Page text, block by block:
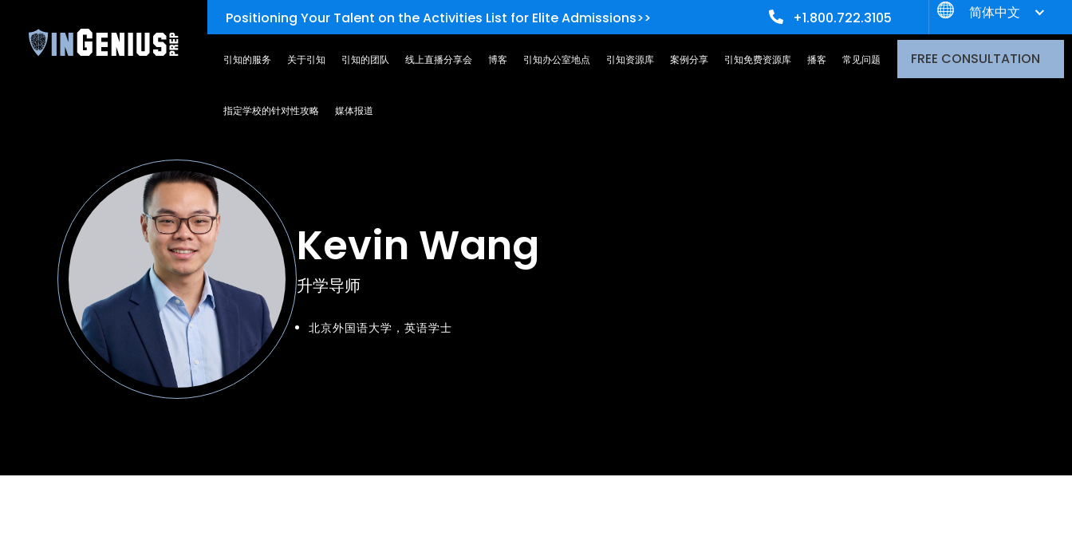
Positioning Your Talent on the Activities List for Elite Admissions>> +1.800.722.3105 简体中文
引知的服务 关于引知 引知的团队 线上直播分享会 博客 引知办公室地点 引知资源库 案例分享 引知免费资源库 播客 常见问题
指定学校的针对性攻略 媒体报道
FREE CONSULTATION
Kevin Wang
升学导师
北京外国语大学，英语学士